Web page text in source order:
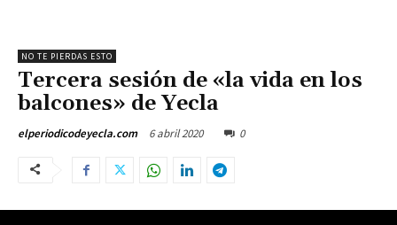
NO TE PIERDAS ESTO
Tercera sesión de «la vida en los
balcones» de Yecla
elperiodicodeyecla.com 6 abril 2020 0